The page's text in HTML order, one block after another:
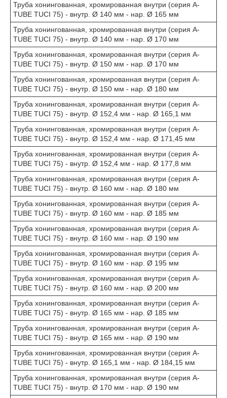
Труба хонингованная, хромированная внутри (серия A-
TUBE TUCI 75) - внутр. Ø 140 мм - нар. Ø 165 мм
Труба хонингованная, хромированная внутри (серия A-
TUBE TUCI 75) - внутр. Ø 140 мм - нар. Ø 170 мм
Труба хонингованная, хромированная внутри (серия A-
TUBE TUCI 75) - внутр. Ø 150 мм - нар. Ø 170 мм
Труба хонингованная, хромированная внутри (серия A-
TUBE TUCI 75) - внутр. Ø 150 мм - нар. Ø 180 мм
Труба хонингованная, хромированная внутри (серия A-
TUBE TUCI 75) - внутр. Ø 152,4 мм - нар. Ø 165,1 мм
Труба хонингованная, хромированная внутри (серия A-
TUBE TUCI 75) - внутр. Ø 152,4 мм - нар. Ø 171,45 мм
Труба хонингованная, хромированная внутри (серия A-
TUBE TUCI 75) - внутр. Ø 152,4 мм - нар. Ø 177,8 мм
Труба хонингованная, хромированная внутри (серия A-
TUBE TUCI 75) - внутр. Ø 160 мм - нар. Ø 180 мм
Труба хонингованная, хромированная внутри (серия A-
TUBE TUCI 75) - внутр. Ø 160 мм - нар. Ø 185 мм
Труба хонингованная, хромированная внутри (серия A-
TUBE TUCI 75) - внутр. Ø 160 мм - нар. Ø 190 мм
Труба хонингованная, хромированная внутри (серия A-
TUBE TUCI 75) - внутр. Ø 160 мм - нар. Ø 195 мм
Труба хонингованная, хромированная внутри (серия A-
TUBE TUCI 75) - внутр. Ø 160 мм - нар. Ø 200 мм
Труба хонингованная, хромированная внутри (серия A-
TUBE TUCI 75) - внутр. Ø 165 мм - нар. Ø 185 мм
Труба хонингованная, хромированная внутри (серия A-
TUBE TUCI 75) - внутр. Ø 165 мм - нар. Ø 190 мм
Труба хонингованная, хромированная внутри (серия A-
TUBE TUCI 75) - внутр. Ø 165,1 мм - нар. Ø 184,15 мм
Труба хонингованная, хромированная внутри (серия A-
TUBE TUCI 75) - внутр. Ø 170 мм - нар. Ø 190 мм